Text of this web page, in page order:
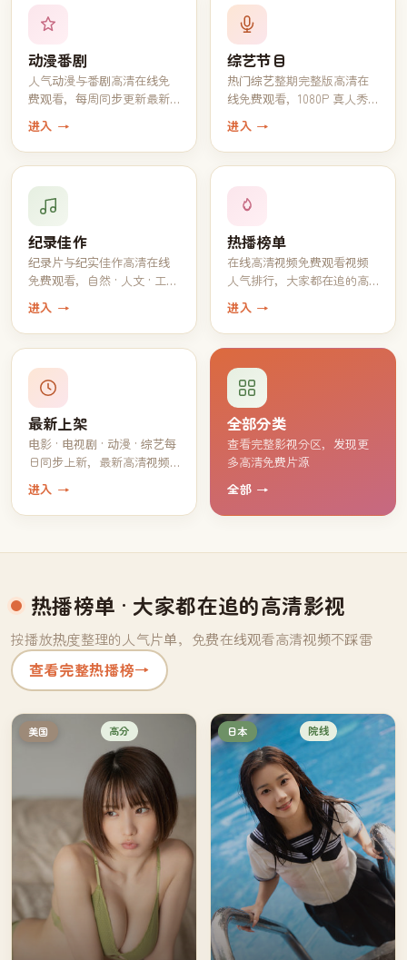
动漫番剧
人气动漫与番剧高清在线免
费观看，每周同步更新最新
一话
进入 →
综艺节目
热门综艺整期完整版高清在
线免费观看，1080P 真人秀
脱口秀全收录
进入 →
纪录佳作
纪录片与纪实佳作高清在线
免费观看，自然 · 人文 · 工艺
一应俱全
进入 →
热播榜单
在线高清视频免费观看视频
人气排行，大家都在追的高
分片单
进入 →
最新上架
电影 · 电视剧 · 动漫 · 综艺每
日同步上新，最新高清视频
持续免费观看
进入 →
全部分类
查看完整影视分区，发现更
多高清免费片源
全部 →
热播榜单 · 大家都在追的高清影视
按播放热度整理的人气片单，免费在线观看高清视频不踩雷
查看完整热播榜→
美国 高分 日本 院线